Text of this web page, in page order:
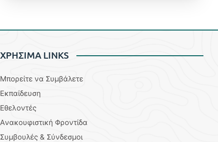
ΧΡΗΣΙΜΑ LINKS
Μπορείτε να Συμβάλετε
Εκπαίδευση
Εθελοντές
Aνακουφιστική Φροντίδα
Συμβουλές & Σύνδεσμοι